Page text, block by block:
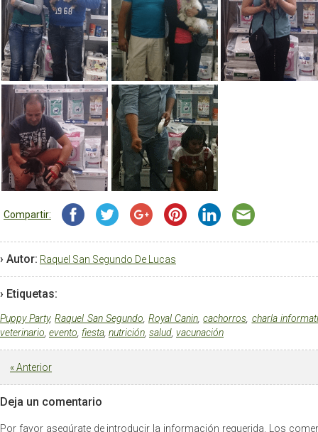
Compartir:
› Autor: Raquel San Segundo De Lucas
› Etiquetas:
Puppy Party,Raquel San Segundo, Royal Canin,cachorros, charla
veterinario, evento, fiesta, nutrición, salud, vacunación
«Anterior
Deja un comentario
Por favor asegúrate de introducir la información requerida. Los